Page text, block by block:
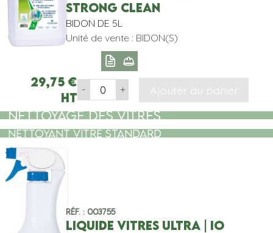
STRONG CLEAN
BIDON DE 5L
Unité de vente : BIDON(S)
29,75 €
HT
- + Ajouter au panier
NETTOYAGE DES VITRES
NETTOYANT VITRE STANDARD
Réf. : 003755
LIQUIDE VITRES ULTRA | IO